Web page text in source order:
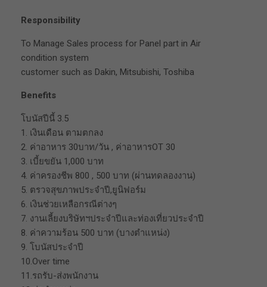
Responsibility
To Manage Sales process for Panel part in Air
condition system
customer such as Dakin, Mitsubishi, Toshiba
Benefits
โบนัสปีนี้ 3.5
1. เงินเดือน ตามตกลง
2. ค่าอาหาร 30บาท/วัน , ค่าอาหารOT 30
3. เบี้ยขยัน 1,000 บาท
4. ค่าครองชีพ 800 , 500 บาท (ผ่านทดลองงาน)
5. ตรวจสุขภาพประจำปี,ยูนิฟอร์ม
6. เงินช่วยเหลือกรณีต่างๆ
7. งานเลี้ยงบริษัทฯประจำปีและท่องเที่ยวประจำปี
8. ค่าความร้อน 500 บาท (บางตำแหน่ง)
9. โบนัสประจำปี
10.Over time
11.รถรับ-ส่งพนักงาน